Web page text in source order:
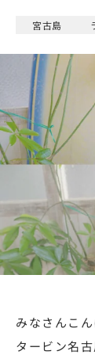
宮古島
みなさんこん
タービン名